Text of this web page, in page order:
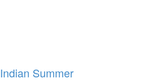
Indian Summer